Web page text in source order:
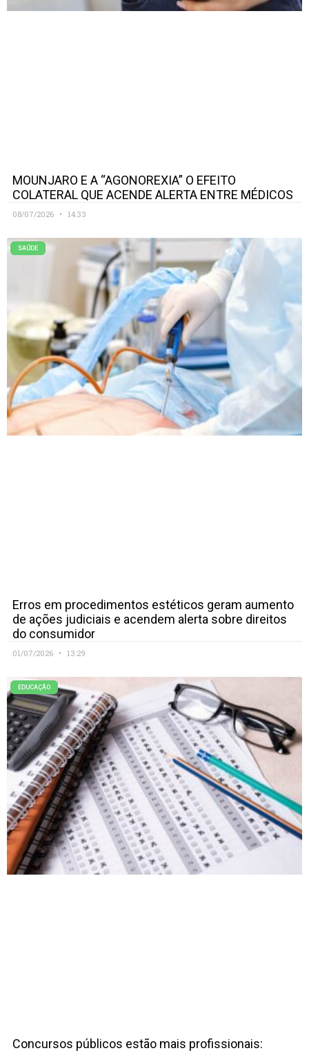
MOUNJARO E A “AGONOREXIA” O EFEITO
COLATERAL QUE ACENDE ALERTA ENTRE MÉDICOS
08/07/2026 14:33
SAÚDE
Erros em procedimentos estéticos geram aumento
de ações judiciais e acendem alerta sobre direitos
do consumidor
01/07/2026 13:29
EDUCAÇÃO
Concursos públicos estão mais profissionais: